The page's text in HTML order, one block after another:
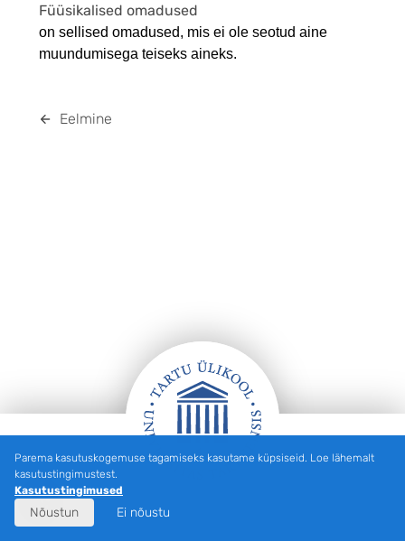
Füüsikalised omadused
on sellised omadused, mis ei ole seotud aine
muundumisega teiseks aineks.
Eelmine
JALUS
Parema kasutuskogemuse tagamiseks kasutame küpsiseid. Loe lähemalt
kasutustingimustest.
Kasutustingimused
Nõustun Ei nõustu